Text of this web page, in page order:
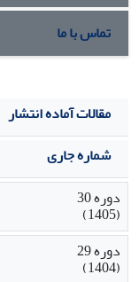
تماس با ما
مقالات آماده انتشار
شماره جاری
دوره 30
(1405)
دوره 29
(1404)